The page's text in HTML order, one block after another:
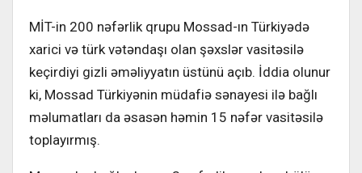
MİT-in 200 nəfərlik qrupu Mossad-ın Türkiyədə
xarici və türk vətəndaşı olan şəxslər vasitəsilə
keçirdiyi gizli əməliyyatın üstünü açıb. İddia olunur
ki, Mossad Türkiyənin müdafiə sənayesi ilə bağlı
məlumatları da əsasən həmin 15 nəfər vasitəsilə
toplayırmış.